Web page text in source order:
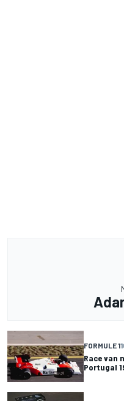
FORMULE 1
Race van
Portugal